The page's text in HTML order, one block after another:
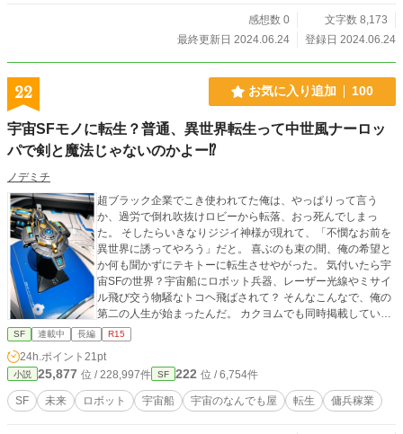
です。 ※本編のネタバレはありません。 ※「カクヨム」「小
説家になろう」にも投稿しています。 Junos Planet Stories
感想数 0
文字数 8,173
最終更新日 2024.06.24
登録日 2024.06.24
22 お気に入り追加 100
宇宙SFモノに転生？普通、異世界転生って中世風ナーロッ
パで剣と魔法じゃないのかよー⁉︎
ノデミチ
超ブラック企業でこき使われてた俺は、やっぱりって言う
か、過労で倒れ吹抜けロビーから転落、おっ死んでしまっ
た。 そしたらいきなりジジイ神様が現れて、「不憫なお前を
異世界に誘ってやろう」だと。 喜ぶのも束の間、俺の希望と
か何も聞かずにテキトーに転生させやがった。 気付いたら宇
宙SFの世界？宇宙船にロボット兵器、レーザー光線やミサイ
ル飛び交う物騒なトコヘ飛ばされて？ そんなこんなで、俺の
第二の人生が始まったんだ。 カクヨムでも同時掲載していま
す。
SF 連載中 長編 R15
24h.ポイント 21pt
小説 25,877 位 / 228,997件 SF 222 位 / 6,754件
SF 未来 ロボット 宇宙船 宇宙のなんでも屋 転生 傭兵稼業